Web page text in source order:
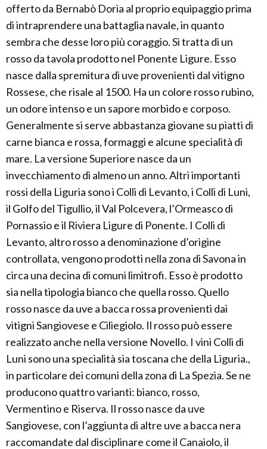
offerto da Bernabò Doria al proprio equipaggio prima
di intraprendere una battaglia navale, in quanto
sembra che desse loro più coraggio. Si tratta di un
rosso da tavola prodotto nel Ponente Ligure. Esso
nasce dalla spremitura di uve provenienti dal vitigno
Rossese, che risale al 1500. Ha un colore rosso rubino,
un odore intenso e un sapore morbido e corposo.
Generalmente si serve abbastanza giovane su piatti di
carne bianca e rossa, formaggi e alcune specialità di
mare. La versione Superiore nasce da un
invecchiamento di almeno un anno. Altri importanti
rossi della Liguria sono i Colli di Levanto, i Colli di Luni,
il Golfo del Tigullio, il Val Polcevera, l’Ormeasco di
Pornassio e il Riviera Ligure di Ponente. I Colli di
Levanto, altro rosso a denominazione d’origine
controllata, vengono prodotti nella zona di Savona in
circa una decina di comuni limitrofi. Esso è prodotto
sia nella tipologia bianco che quella rosso. Quello
rosso nasce da uve a bacca rossa provenienti dai
vitigni Sangiovese e Ciliegiolo. Il rosso può essere
realizzato anche nella versione Novello. I vini Colli di
Luni sono una specialità sia toscana che della Liguria.,
in particolare dei comuni della zona di La Spezia. Se ne
producono quattro varianti: bianco, rosso,
Vermentino e Riserva. Il rosso nasce da uve
Sangiovese, con l’aggiunta di altre uve a bacca nera
raccomandate dal disciplinare come il Canaiolo, il